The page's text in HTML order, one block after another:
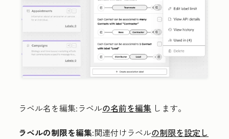
ラベル名を編集:ラベルの名前を編集 します。
ラベルの制限を編集:関連付けラベルの制限を設定し